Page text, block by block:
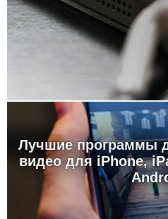
Лучшие программы
видео для iPhone,